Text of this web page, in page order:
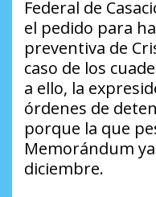
Federal de
el pedido para
preventiva de
caso de los
a ello, la
órdenes de
porque la que
Memorándum
diciembre.